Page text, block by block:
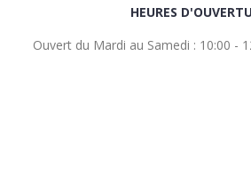
HEURES
Ouvert du Mardi au Samedi : 10:00 -